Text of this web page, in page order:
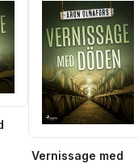
Vernissage med